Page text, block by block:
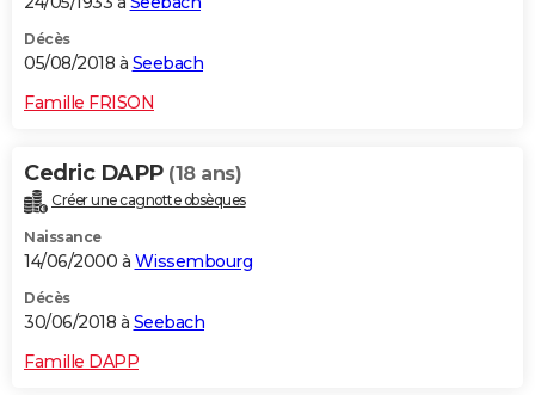
Décès
05/08/2018 à Seebach
Famille FRISON
Cedric DAPP (18 ans)
Créer une cagnotte obsèques
Naissance
14/06/2000 à Wissembourg
Décès
30/06/2018 à Seebach
Famille DAPP